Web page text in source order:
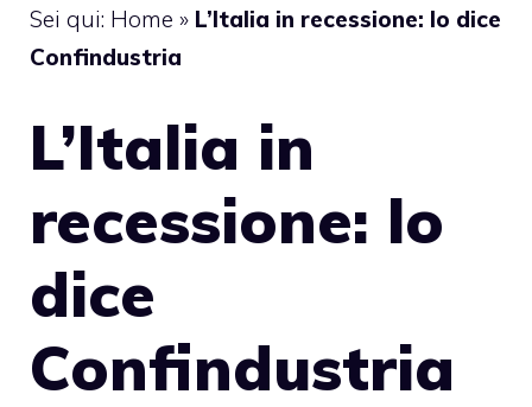
Sei qui: Home » L’Italia in recessione: lo dice
Confindustria
L’Italia in
recessione: lo
dice
Confindustria